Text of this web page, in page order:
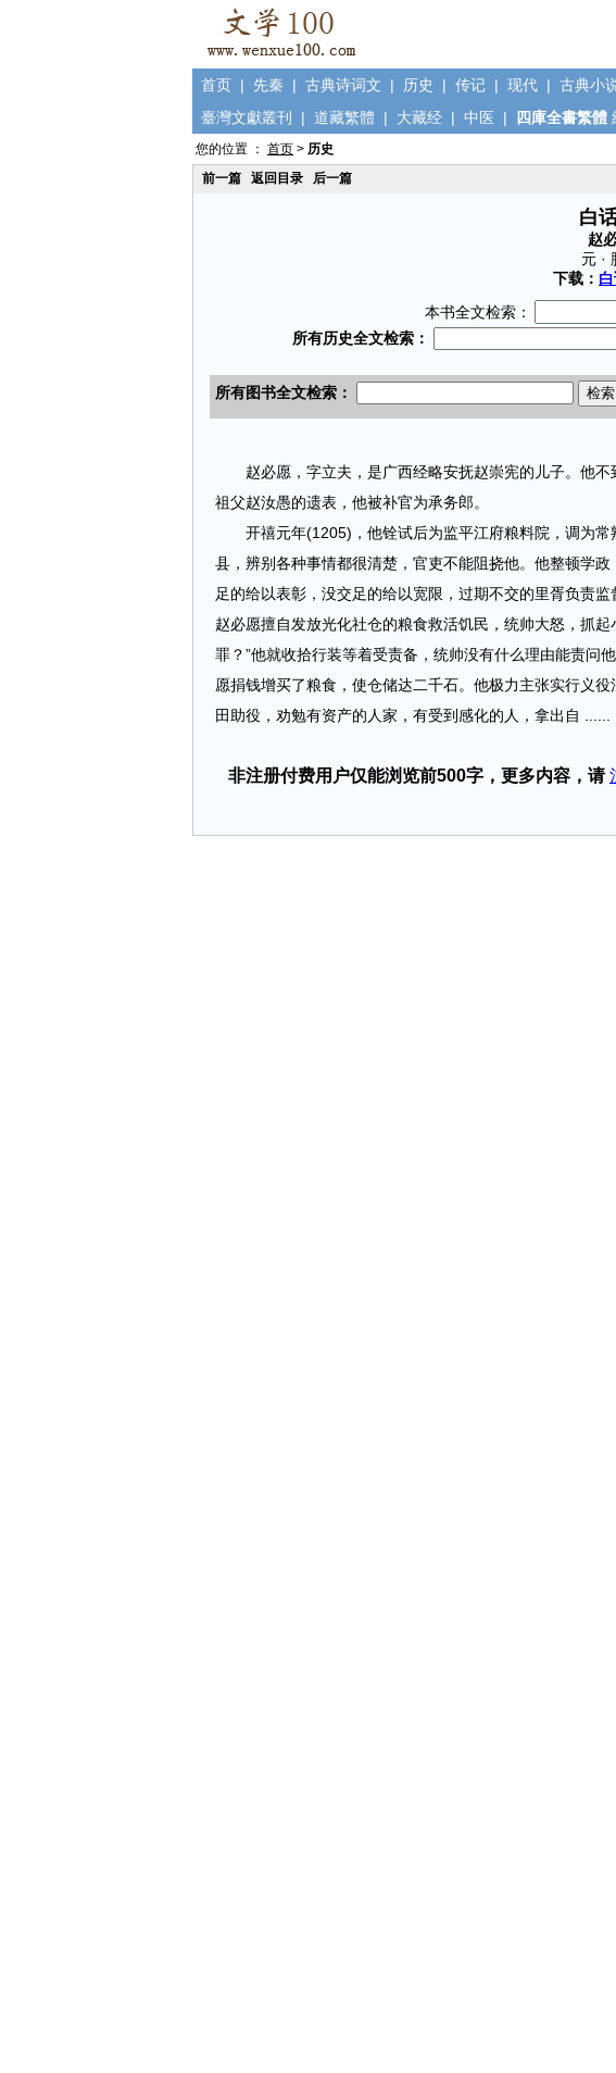
首页 | 先秦 | 古典诗词文 | 历史 | 传记 | 现代 | 古典小
臺灣文獻叢刊
| 道藏繁體 | 大藏经 | 中医 | 四庫全書繁體
您的位置 ： 首页 > 历史
前一篇
返回目录 后一篇
白
赵
元 ·
下载：
本书全文检索：
赵必愿，字立夫，是广西经略安抚赵崇宪的儿子。他不
祖父赵汝愚的遗表，他被补官为承务郎。
开禧元年(1205)，他铨试后为监平江府粮料院，调为常
县，辨别各种事情都很清楚，官吏不能阻挠他。他整顿学
足的给以表彰，没交足的给以宽限，过期不交的里胥负责
赵必愿擅自发放光化社仓的粮食救活饥民，统帅大怒，抓
罪？”他就收拾行装等着受责备，统帅没有什么理由能责问
愿捐钱增买了粮食，使仓储达二千石。他极力主张实行义
田助役，劝勉有资产的人家，有受到感化的人，拿出自 ......
非注册付费用户仅能浏览前500字，更多内容，请